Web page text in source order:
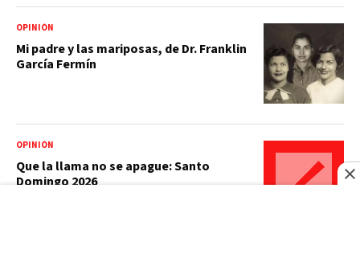
OPINIÓN
Mi padre y las mariposas, de Dr. Franklin
García Fermín
OPINIÓN
Que la llama no se apague: Santo
Domingo 2026